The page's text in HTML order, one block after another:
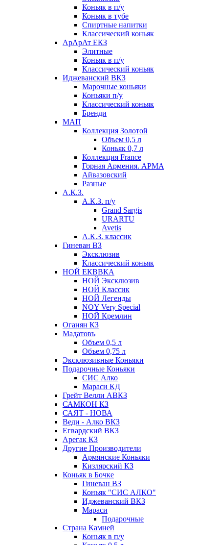
Коньяк в п/у
Коньяк в тубе
Спиртные напитки
Классический коньяк
АрАрАт ЕКЗ
Элитные
Коньяк в п/у
Классический коньяк
Иджеванский ВКЗ
Марочные коньяки
Коньяки п/у
Классический коньяк
Бренди
МАП
Коллекция Золотой
Объем 0,5 л
Коньяк 0,7 л
Коллекция France
Горная Армения. АРМА
Айвазовский
Разные
А.К.З.
А.К.З. п/у
Grand Sargis
URARTU
Avetis
А.К.З. классик
Гиневан ВЗ
Эксклюзив
Классический коньяк
НОЙ ЕКВВКА
НОЙ Эксклюзив
НОЙ Классик
НОЙ Легенды
NOY Very Speсial
НОЙ Кремлин
Оганян КЗ
Мадатовъ
Объем 0,5 л
Объем 0,75 л
Эксклюзивные Коньяки
Подарочные Коньяки
СИС Алко
Мараси КД
Грейт Велли АВКЗ
САМКОН КЗ
САЯТ - НОВА
Веди - Алко ВКЗ
Егвардский ВКЗ
Арегак КЗ
Другие Производители
Армянские Коньяки
Кизлярский КЗ
Коньяк в Бочке
Гиневан ВЗ
Коньяк "СИС АЛКО"
Иджеванский ВКЗ
Мараси
Подарочные
Страна Камней
Коньяк в п/у